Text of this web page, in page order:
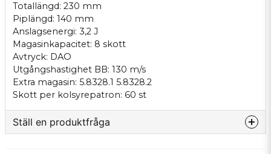
Totallängd: 230 mm
Piplängd: 140 mm
Anslagsenergi: 3,2 J
Magasinkapacitet: 8 skott
Avtryck: DAO
Utgångshastighet BB: 130 m/s
Extra magasin: 5.8328.1 5.8328.2
Skott per kolsyrepatron: 60 st
Ställ en produktfråga